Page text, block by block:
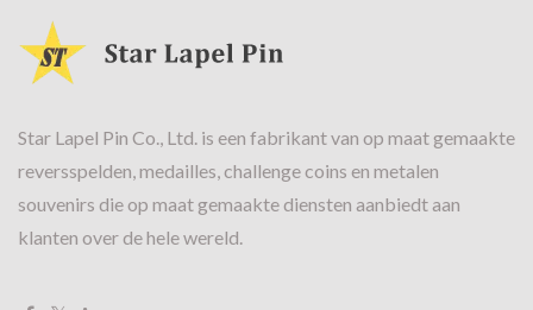
Star Lapel Pin Co., Ltd. is een fabrikant van op maat gemaakte
reversspelden, medailles, challenge coins en metalen
souvenirs die op maat gemaakte diensten aanbiedt aan
klanten over de hele wereld.